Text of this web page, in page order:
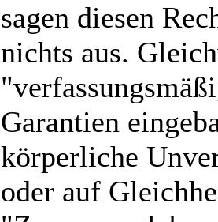
sagen diesen
nichts aus.
Garantien
körperliche
oder auf